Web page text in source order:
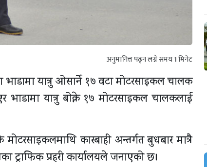
अनुमानित्त पढ्न लग्ने समय1मिनेट
यात्रु ओसार्ने १७ वटा मोटरसाइकल चालक
भाडामा यात्रु बोक्ने १७ मोटरसाइकल चालकलाई
मोटरसाइकलमाथि कारबाही अन्तर्गत बुधबार मात्रै
ट्राफिक प्रहरी कार्यालयले जनाएको छ।